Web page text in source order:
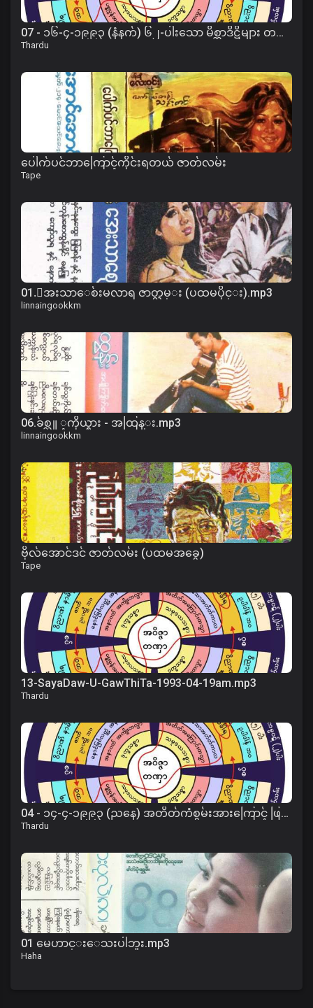
07 - ၁၆-၄-၁၉၉၃ (နံနက်) ၆၂-ပါးသော မိစ္ဆာဒိဋ္ဌိများ တရား
Thardu
ပေါက်ပင်ဘာကြောင့်ကိုင်းရတယ် ဇာတ်လမ်း
Tape
01.ေအးသာေစ်းမလာရ ဇာတ္လမ္း (ပထမပိုင္း).mp3
linnaingookkm
06.ခ်စ္သူ ့ကိုယ္စား - အထြန္း.mp3
linnaingookkm
ဗိုလ်အောင်ဒင် ဇာတ်လမ်း (ပထမအခွေ)
Tape
13-SayaDaw-U-GawThiTa-1993-04-19am.mp3
Thardu
04 - ၁၄-၄-၁၉၉၃ (ညနေ) အတိတ်ကံစွမ်းအားကြောင့် ဖြစ်ပေါ်လာပုံတရား
Thardu
01 မေဟာင္းေသးပါဘူး.mp3
Haha